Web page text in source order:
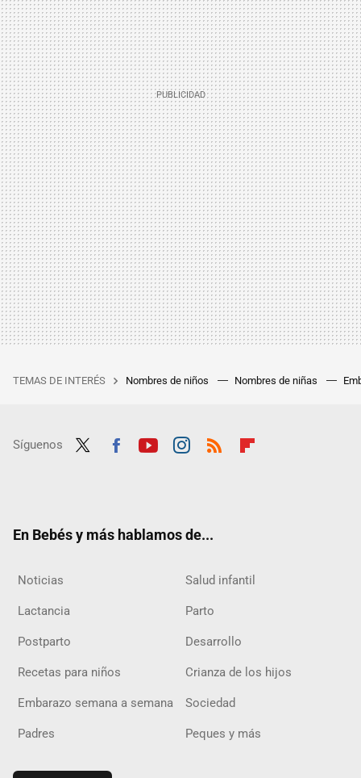
TEMAS DE INTERÉS Nombres de niños Nombres de niñas
Síguenos
En Bebés y más hablamos de...
Noticias Salud infantil
Lactancia Parto
Postparto Desarrollo
Recetas para niños Crianza de los hijos
Embarazo semana a semana Sociedad
Padres Peques y más